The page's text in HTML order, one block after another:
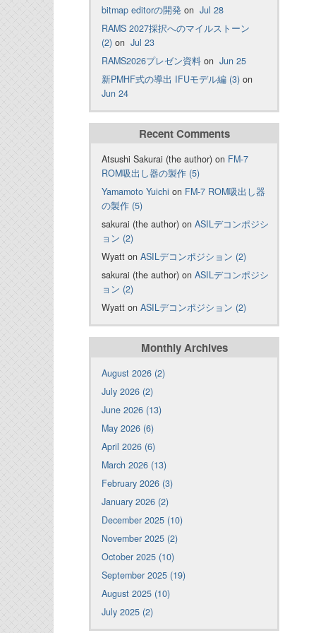
bitmap editorの開発 on Jul 28
RAMS 2027採択へのマイルストーン
(2) on Jul 23
RAMS2026プレゼン資料 on Jun 25
新PMHF式の導出 IFUモデル編 (3) on
Jun 24
Recent Comments
Atsushi Sakurai (the author) on FM-7
ROM吸出し器の製作 (5)
Yamamoto Yuichi on FM-7 ROM吸出し器
の製作 (5)
sakurai (the author) on ASILデコンポジシ
ョン (2)
Wyatt on ASILデコンポジション (2)
sakurai (the author) on ASILデコンポジシ
ョン (2)
Wyatt on ASILデコンポジション (2)
Monthly Archives
August 2026 (2)
July 2026 (2)
June 2026 (13)
May 2026 (6)
April 2026 (6)
March 2026 (13)
February 2026 (3)
January 2026 (2)
December 2025 (10)
November 2025 (2)
October 2025 (10)
September 2025 (19)
August 2025 (10)
July 2025 (2)